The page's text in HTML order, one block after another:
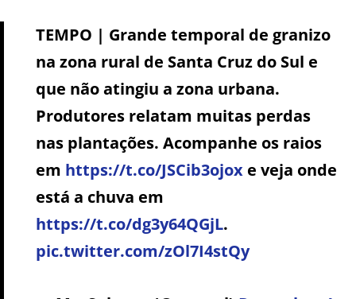
TEMPO | Grande temporal de granizo
na zona rural de Santa Cruz do Sul e
que não atingiu a zona urbana.
Produtores relatam muitas perdas
nas plantações. Acompanhe os raios
em https://t.co/JSCib3ojox e veja onde
está a chuva em
https://t.co/dg3y64QGjL.
pic.twitter.com/zOl7I4stQy